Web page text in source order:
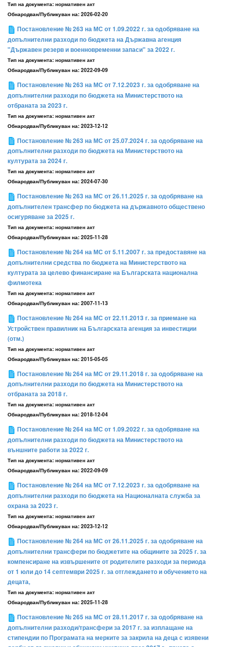
Тип на документа: нормативен акт
Обнародван/Публикуван на: 2026-02-20
Постановление № 263 на МС от 1.09.2022 г. за одобряване на
допълнителни разходи по бюджета на Държавна агенция
"Държавен резерв и военновременни запаси" за 2022 г.
Тип на документа: нормативен акт
Обнародван/Публикуван на: 2022-09-09
Постановление № 263 на МС от 7.12.2023 г. за одобряване на
допълнителни разходи по бюджета на Министерството на
отбраната за 2023 г.
Тип на документа: нормативен акт
Обнародван/Публикуван на: 2023-12-12
Постановление № 263 на МС от 25.07.2024 г. за одобряване на
допълнителни разходи по бюджета на Министерството на
културата за 2024 г.
Тип на документа: нормативен акт
Обнародван/Публикуван на: 2024-07-30
Постановление № 263 на МС от 26.11.2025 г. за одобряване на
допълнителен трансфер по бюджета на държавното обществено
осигуряване за 2025 г.
Тип на документа: нормативен акт
Обнародван/Публикуван на: 2025-11-28
Постановление № 264 на МС от 5.11.2007 г. за предоставяне на
допълнителни средства по бюджета на Министерството на
културата за целево финансиране на Българската национална
филмотека
Тип на документа: нормативен акт
Обнародван/Публикуван на: 2007-11-13
Постановление № 264 на МС от 22.11.2013 г. за приемане на
Устройствен правилник на Българската агенция за инвестиции
(отм.)
Тип на документа: нормативен акт
Обнародван/Публикуван на: 2015-05-05
Постановление № 264 на МС от 29.11.2018 г. за одобряване на
допълнителни разходи по бюджета на Министерството на
отбраната за 2018 г.
Тип на документа: нормативен акт
Обнародван/Публикуван на: 2018-12-04
Постановление № 264 на МС от 1.09.2022 г. за одобряване на
допълнителни разходи по бюджета на Министерството на
външните работи за 2022 г.
Тип на документа: нормативен акт
Обнародван/Публикуван на: 2022-09-09
Постановление № 264 на МС от 7.12.2023 г. за одобряване на
допълнителни разходи по бюджета на Националната служба за
охрана за 2023 г.
Тип на документа: нормативен акт
Обнародван/Публикуван на: 2023-12-12
Постановление № 264 на МС от 26.11.2025 г. за одобряване на
допълнителни трансфери по бюджетите на общините за 2025 г. за
компенсиране на извършените от родителите разходи за периода
от 1 юли до 14 септември 2025 г. за отглеждането и обучението на
децата,
Тип на документа: нормативен акт
Обнародван/Публикуван на: 2025-11-28
Постановление № 265 на МС от 28.11.2017 г. за одобряване на
допълнителни разходи/трансфери за 2017 г. за изплащане на
стипендии по Програмата на мерките за закрила на деца с изявени